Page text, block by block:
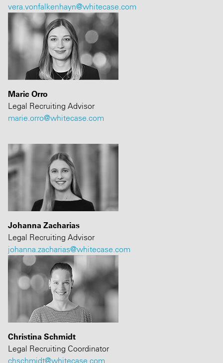
vera.vonfalkenhayn@whitecase.com
Marie Orro
Legal Recruiting Advisor
marie.orro@whitecase.com
Johanna Zacharias
Legal Recruiting Advisor
johanna.zacharias@whitecase.com
Christina Schmidt
Legal Recruiting Coordinator
chschmidt@whitecase.com